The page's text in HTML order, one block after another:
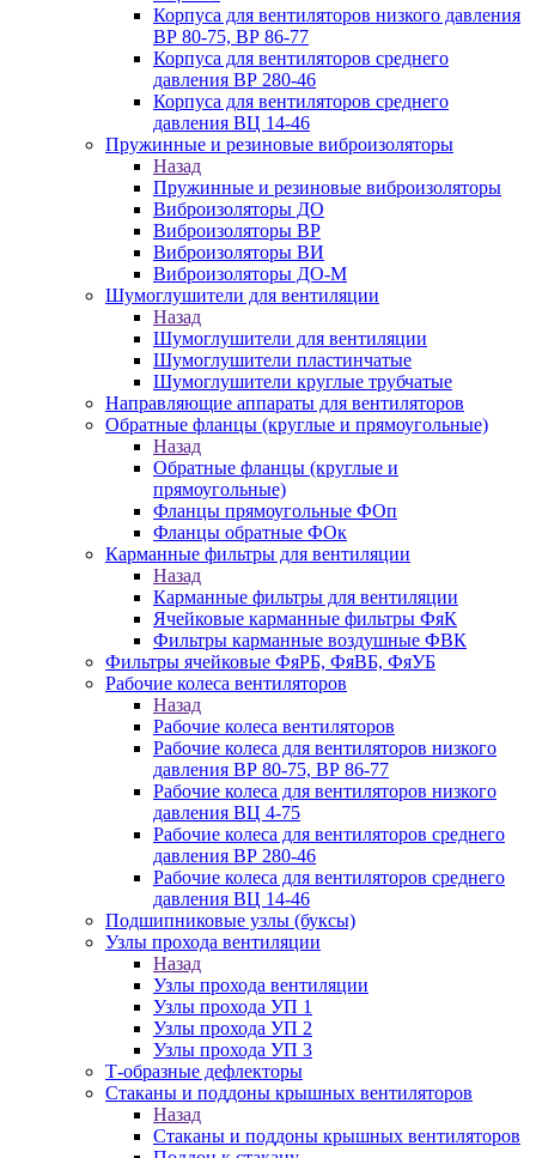
Корпуса для вентиляторов низкого давления
ВР 80-75, ВР 86-77
Корпуса для вентиляторов среднего
давления ВР 280-46
Корпуса для вентиляторов среднего
давления ВЦ 14-46
Пружинные и резиновые виброизоляторы
Назад
Пружинные и резиновые виброизоляторы
Виброизоляторы ДО
Виброизоляторы ВР
Виброизоляторы ВИ
Виброизоляторы ДО-М
Шумоглушители для вентиляции
Назад
Шумоглушители для вентиляции
Шумоглушители пластинчатые
Шумоглушители круглые трубчатые
Направляющие аппараты для вентиляторов
Обратные фланцы (круглые и прямоугольные)
Назад
Обратные фланцы (круглые и
прямоугольные)
Фланцы прямоугольные ФОп
Фланцы обратные ФОк
Карманные фильтры для вентиляции
Назад
Карманные фильтры для вентиляции
Ячейковые карманные фильтры ФяК
Фильтры карманные воздушные ФВК
Фильтры ячейковые ФяРБ, ФяВБ, ФяУБ
Рабочие колеса вентиляторов
Назад
Рабочие колеса вентиляторов
Рабочие колеса для вентиляторов низкого
давления ВР 80-75, ВР 86-77
Рабочие колеса для вентиляторов низкого
давления ВЦ 4-75
Рабочие колеса для вентиляторов среднего
давления ВР 280-46
Рабочие колеса для вентиляторов среднего
давления ВЦ 14-46
Подшипниковые узлы (буксы)
Узлы прохода вентиляции
Назад
Узлы прохода вентиляции
Узлы прохода УП 1
Узлы прохода УП 2
Узлы прохода УП 3
Т-образные дефлекторы
Стаканы и поддоны крышных вентиляторов
Назад
Стаканы и поддоны крышных вентиляторов